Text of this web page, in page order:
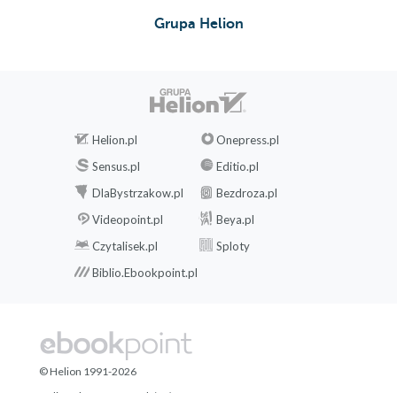
Grupa Helion
Helion.pl
Onepress.pl
Sensus.pl
Editio.pl
DlaBystrzakow.pl
Bezdroza.pl
Videopoint.pl
Beya.pl
Czytalisek.pl
Sploty
Biblio.Ebookpoint.pl
© Helion 1991-2026